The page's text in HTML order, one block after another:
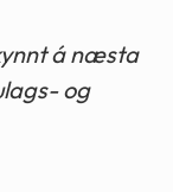
á næsta
og